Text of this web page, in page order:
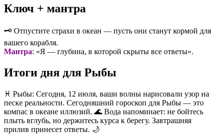
Ключ + мантра
🗝️ Отпустите страхи в океан — пусть они станут кормой для
вашего корабля.
Мантра: «Я — глубина, в которой скрыты все ответы».
Итоги дня для Рыбы
♓️ Рыбы: Сегодня, 12 июля, ваши волны нарисовали узор на
песке реальности. Сегодняшний гороскоп для Рыбы — это
компас в океане иллюзий. 🌊 Вода напоминает: не бойтесь
плыть вглубь, но держитесь курса к берегу. Завтрашняя
прилив принесет ответы. 🌙